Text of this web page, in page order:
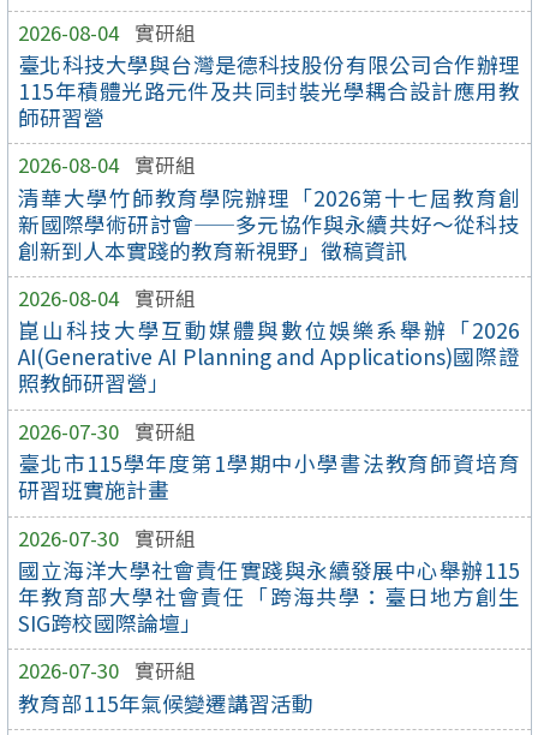
2026-08-04 實研組
臺北科技大學與台灣是德科技股份有限公司合作辦理
115年積體光路元件及共同封裝光學耦合設計應用教
師研習營
2026-08-04 實研組
清華大學竹師教育學院辦理「2026第十七屆教育創
新國際學術研討會——多元協作與永續共好～從科技
創新到人本實踐的教育新視野」徵稿資訊
2026-08-04 實研組
崑山科技大學互動媒體與數位娛樂系舉辦「2026
AI(Generative AI Planning and Applications)國際證
照教師研習營」
2026-07-30 實研組
臺北市115學年度第1學期中小學書法教育師資培育
研習班實施計畫
2026-07-30 實研組
國立海洋大學社會責任實踐與永續發展中心舉辦115
年教育部大學社會責任「跨海共學：臺日地方創生
SIG跨校國際論壇」
2026-07-30 實研組
教育部115年氣候變遷講習活動